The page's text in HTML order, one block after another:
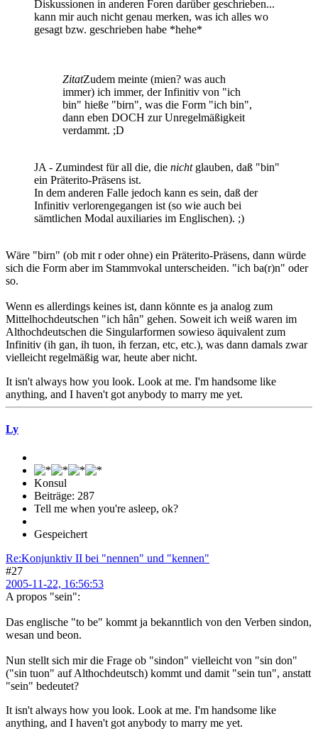
Diskussionen in anderen Foren darüber geschrieben...
kann mir auch nicht genau merken, was ich alles wo
gesagt bzw. geschrieben habe *hehe*
ZitatZudem meinte (mien? was auch
immer) ich immer, der Infinitiv von "ich
bin" hieße "birn", was die Form "ich bin",
dann eben DOCH zur Unregelmäßigkeit
verdammt. ;D
JA - Zumindest für all die, die nichtglauben, daß "bin"
ein Präterito-Präsens ist.
In dem anderen Falle jedoch kann es sein, daß der
Infinitiv verlorengegangen ist (so wie auch bei
sämtlichen Modal auxiliaries im Englischen). ;)
Wäre "birn" (ob mit r oder ohne) ein Präterito-Präsens, dann würde
sich die Form aber im Stammvokal unterscheiden. "ich ba(r)n" oder
so.
Wenn es allerdings keines ist, dann könnte es ja analog zum
Mittelhochdeutschen "ich hân" gehen. Soweit ich weiß waren im
Althochdeutschen die Singularformen sowieso äquivalent zum
Infinitiv (ih gan, ih tuon, ih ferzan, etc, etc.), was dann damals zwar
vielleicht regelmäßig war, heute aber nicht.
It isn't always how you look. Look at me. I'm handsome like
anything, and I haven't got anybody to marry me yet.
Ly
Konsul
Beiträge: 287
Tell me when you're asleep, ok?
Gespeichert
Re:Konjunktiv II bei "nennen" und "kennen"
#27
2005-11-22, 16:56:53
A propos "sein":
Das englische "to be" kommt ja bekanntlich von den Verben sindon,
wesan und beon.
Nun stellt sich mir die Frage ob "sindon" vielleicht von "sin don"
("sin tuon" auf Althochdeutsch) kommt und damit "sein tun", anstatt
"sein" bedeutet?
It isn't always how you look. Look at me. I'm handsome like
anything, and I haven't got anybody to marry me yet.